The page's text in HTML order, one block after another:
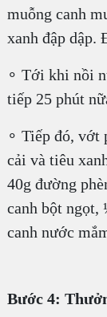
muỗng canh
xanh đập dập.
∘ Tới khi nồi
tiếp 25 phút
∘ Tiếp đó, vớt
cải và tiêu
40g đường
canh bột ngọt,
canh nước
Bước 4: